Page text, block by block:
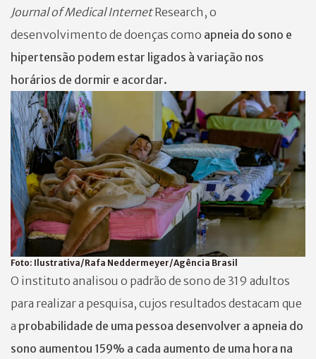
Journal of Medical InternetResearch, o
desenvolvimento de doenças como apneia do sono e
hipertensão podem estar ligados à variação nos
horários de dormir e acordar.
Foto: Ilustrativa/Rafa Neddermeyer/Agência Brasil
O instituto analisou o padrão de sono de 319 adultos
para realizar a pesquisa, cujos resultados destacam que
a probabilidade de uma pessoa desenvolver a apneia do
sono aumentou 159% a cada aumento de uma hora na